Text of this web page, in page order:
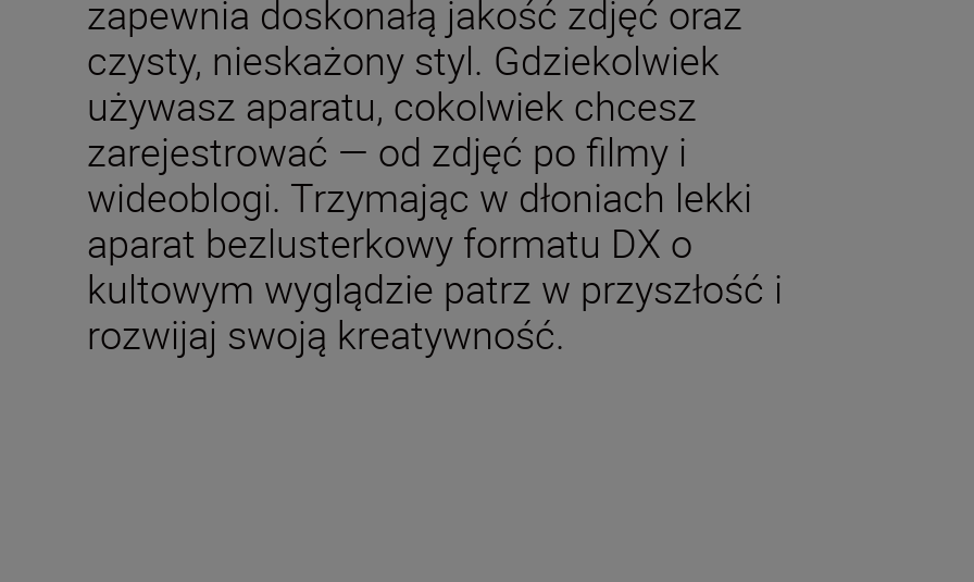
zapewnia doskonałą jakość zdjęć oraz
czysty, nieskażony styl. Gdziekolwiek
używasz aparatu, cokolwiek chcesz
zarejestrować — od zdjęć po filmy i
wideoblogi. Trzymając w dłoniach lekki
aparat bezlusterkowy formatu DX o
kultowym wyglądzie patrz w przyszłość i
rozwijaj swoją kreatywność.